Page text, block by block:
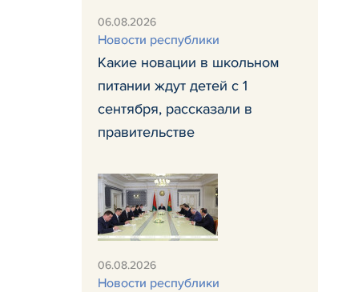
06.08.2026
Новости республики
Какие новации в школьном
питании ждут детей с 1
сентября, рассказали в
правительстве
06.08.2026
Новости республики